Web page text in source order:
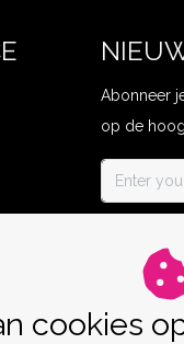
Abonneer
op de
cookies